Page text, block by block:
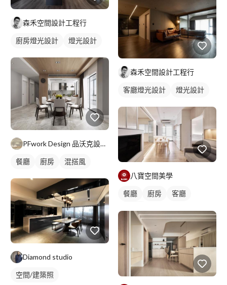
森禾空間設計工程行
廚房燈光設計 燈光設計
PFwork Design 品沃克設計 l 工程 安信建築經理屢約保證
餐廳 廚房 混搭風
Diamond studio
空間/建築照
森禾空間設計工程行
客廳燈光設計 燈光設計
八寶空間美學
餐廳 廚房
客廳